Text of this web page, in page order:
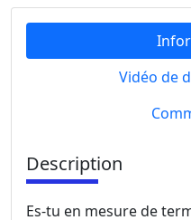
Vidéo de
Description
Es-tu en mesure de